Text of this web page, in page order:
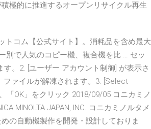
極的に推進するオープンリサイクル再生
トコム【公式サイト】。消耗品を含め最大
別で人気のコピー機、複合機を比 … セッ
。2. [ユーザー アカウント制御] が表示さ
ァイルが解凍されます。3. [Select
「OK」をクリック 2018/09/05 コニカミノ
MINOLTA JAPAN, INC. コニカミノルタメ
の自動機製作を開発・設計しておりま